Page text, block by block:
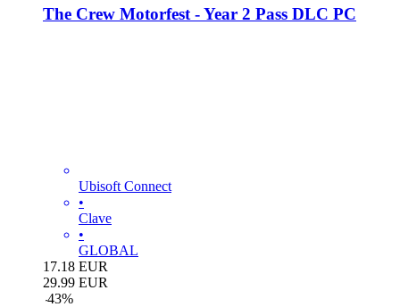
The Crew Motorfest - Year 2 Pass DLC PC
Ubisoft Connect
•
Clave
•
GLOBAL
17.18 EUR
29.99 EUR
-43%